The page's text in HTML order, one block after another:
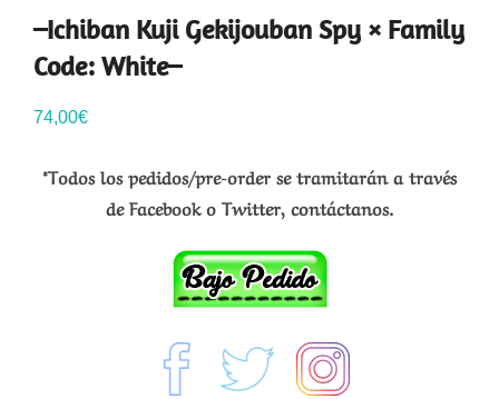
–Ichiban Kuji Gekijouban Spy × Family
Code: White–
74,00€
*Todos los pedidos/pre-order se tramitarán a través
de Facebook o Twitter, contáctanos.